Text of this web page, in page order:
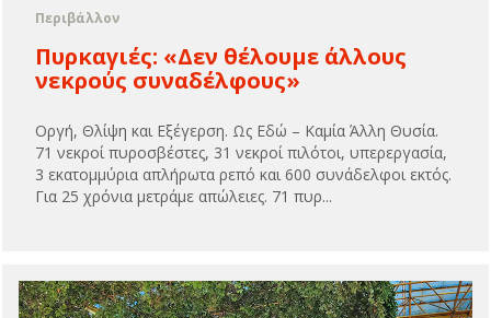
Περιβάλλον
Πυρκαγιές: «Δεν θέλουμε άλλους
νεκρούς συναδέλφους»
Οργή, Θλίψη και Εξέγερση. Ως Εδώ – Καμία Άλλη Θυσία.
71 νεκροί πυροσβέστες, 31 νεκροί πιλότοι, υπερεργασία,
3 εκατομμύρια απλήρωτα ρεπό και 600 συνάδελφοι εκτός.
Για 25 χρόνια μετράμε απώλειες. 71 πυρ...